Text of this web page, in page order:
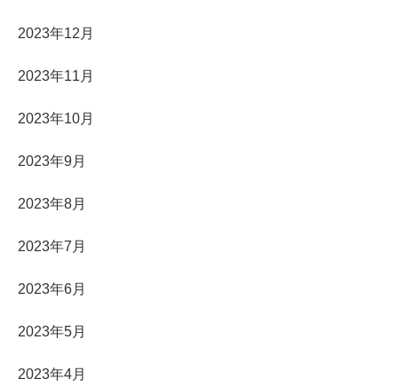
2023年12月
2023年11月
2023年10月
2023年9月
2023年8月
2023年7月
2023年6月
2023年5月
2023年4月